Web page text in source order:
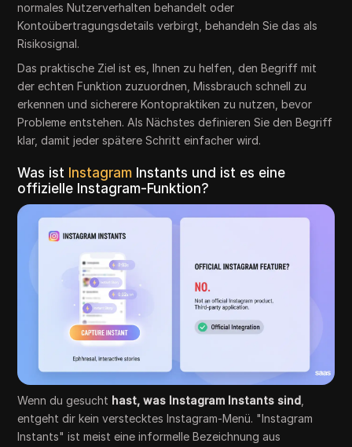
normales Nutzerverhalten behandelt oder
Kontoübertragungsdetails verbirgt, behandeln Sie das als
Risikosignal.
Das praktische Ziel ist es, Ihnen zu helfen, den Begriff mit
der echten Funktion zuzuordnen, Missbrauch schnell zu
erkennen und sicherere Kontopraktiken zu nutzen, bevor
Probleme entstehen. Als Nächstes definieren Sie den Begriff
klar, damit jeder spätere Schritt einfacher wird.
Was ist Instagram Instants und ist es eine
offizielle Instagram-Funktion?
Wenn du gesucht hast, was Instagram Instants sind
entgeht dir kein verstecktes Instagram-Menü. "Instagram
Instants" ist meist eine informelle Bezeichnung aus